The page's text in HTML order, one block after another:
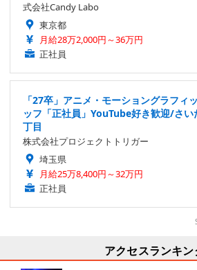
式会社Candy Labo
東京都
月給28万2,000円～36万円
正社員
「27卒」アニメ・モーショングラフィ
ッフ「正社員」YouTube好き歓迎/さ
丁目
株式会社プロジェクトトリガー
埼玉県
月給25万8,400円～32万円
正社員
アクセスランキン